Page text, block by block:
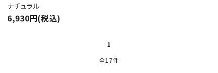
ナチュラル
6,930円(税込)
1
全17件